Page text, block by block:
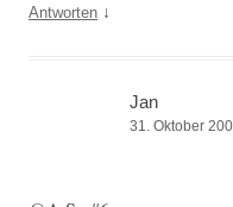
Antworten ↓
Jan
31. Oktober